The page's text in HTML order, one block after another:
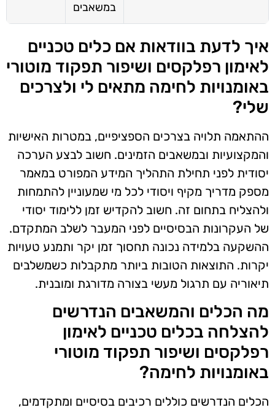
במשאבים
איך לדעת בוודאות אם כלים טכניים
לאימון רפלקסים ושיפור תפקוד מוטורי
באומנויות לחימה מתאים לי ולצרכים
שלי?
ההתאמה תלויה בצרכים הספציפיים, במטרות האישיות
והמקצועיות ובמשאבים הזמינים. חשוב לבצע הערכה
יסודית לפני תחילת התהליך המידע המפורט במאמר
מספק מדריך מקיף ויסודי לכל מי שמעוניין להתמחות
ולהצליח בתחום זה. חשוב להקדיש זמן ללימוד יסודי
של העקרונות הבסיסיים לפני המעבר לשלב המתקדם.
ההשקעה בלמידה נכונה תחסוך זמן יקר ותמנע טעויות
יקרות. התוצאות הטובות ביותר מתקבלות כשמשלבים
תיאוריה עם תרגול מעשי בצורה מדורגת ומובנית.
מה הכלים והמשאבים הנדרשים
להצלחה בכלים טכניים לאימון
רפלקסים ושיפור תפקוד מוטורי
באומנויות לחימה?
הכלים הנדרשים כוללים רכיבים בסיסיים ומתקדמים,